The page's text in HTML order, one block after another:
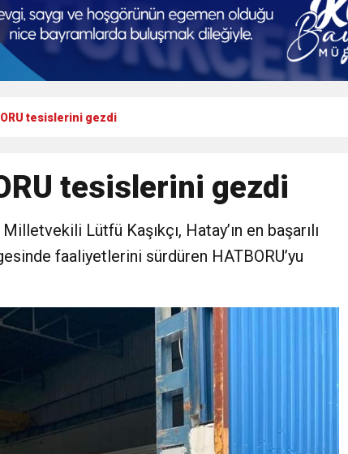
Törenle Hizmete Açıldı
CUMHURİYET BAYRAMI MESAJI
EMRAH KARAÇAY’A SEVGİ SELİ
GÖNÜLLERE DOKUNAN ZİYARET
tesislerini gezdi
tesislerini gezdi
Lütfü Kaşıkçı, Hatay’ın en başarılı
faaliyetlerini sürdüren HATBORU’yu